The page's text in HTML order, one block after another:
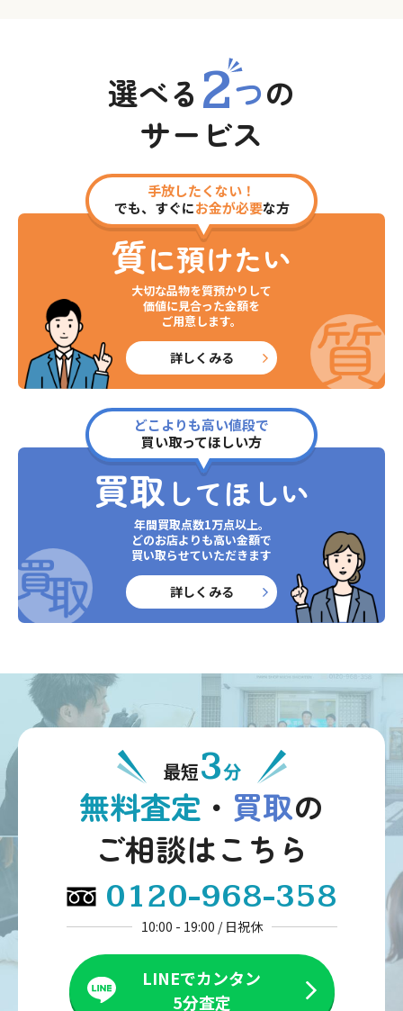
選べる 2つの
サービス
手放したくない！
でも、すぐにお金が必要な方
質に預けたい
大切な品物を質預かりして
価値に見合った金額を
ご用意します。
詳しくみる
どこよりも高い値段で
買い取ってほしい方
買取 してほしい
年間買取点数1万点以上。
どのお店よりも高い金額で
買い取らせていただきます
詳しくみる
最短3分
無料査定 ・ 買取の
ご相談はこちら
0120-968-358
10:00 - 19:00 / 日祝休
LINEでカンタン
5分査定